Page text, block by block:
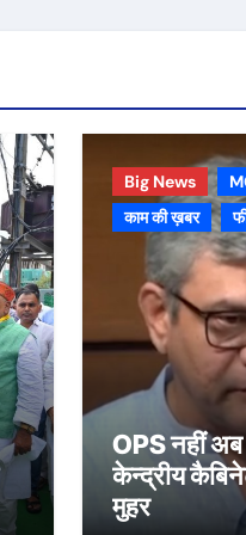
Big News
काम की ख़बर
OPS नहीं अब
केन्द्रीय
मुहर